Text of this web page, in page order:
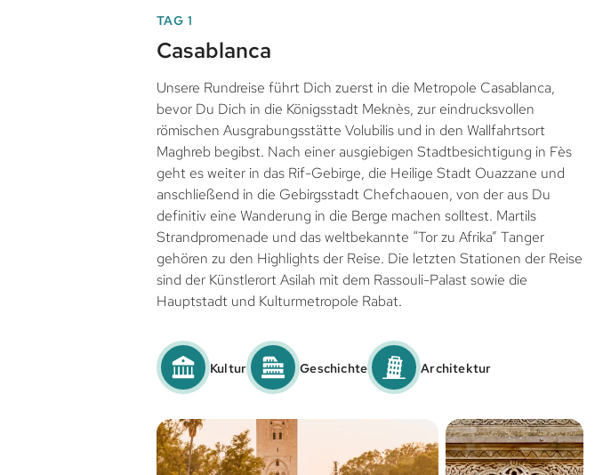
TAG 1
Casablanca
Unsere Rundreise führt Dich zuerst in die Metropole Casablanca,
bevor Du Dich in die Königsstadt Meknès, zur eindrucksvollen
römischen Ausgrabungsstätte Volubilis und in den Wallfahrtsort
Maghreb begibst. Nach einer ausgiebigen Stadtbesichtigung in Fès
geht es weiter in das Rif-Gebirge, die Heilige Stadt Ouazzane und
anschließend in die Gebirgsstadt Chefchaouen, von der aus Du
definitiv eine Wanderung in die Berge machen solltest. Martils
Strandpromenade und das weltbekannte “Tor zu Afrika” Tanger
gehören zu den Highlights der Reise. Die letzten Stationen der Reise
sind der Künstlerort Asilah mit dem Rassouli-Palast sowie die
Hauptstadt und Kulturmetropole Rabat.
Kultur Geschichte Architektur